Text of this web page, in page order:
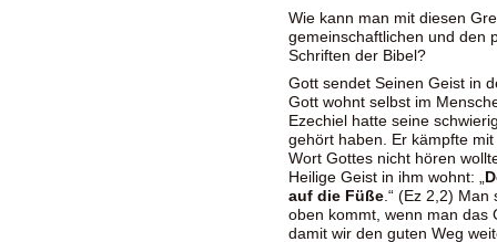
Wie kann man mit diesen
gemeinschaftlichen und den
Schriften der Bibel?
Gott sendet Seinen Geist in
Gott wohnt selbst im
Ezechiel hatte seine
gehört haben. Er kämpfte
Wort Gottes nicht hören
Heilige Geist in ihm wohnt: „
auf die Füße .“ (Ez 2,2)
oben kommt, wenn man das
damit wir den guten Weg